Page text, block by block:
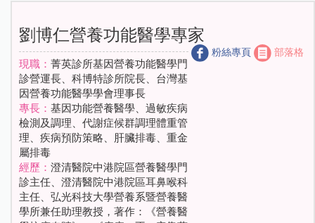
劉博仁營養功能醫學專家
粉絲專頁 部落格
現職： 菁英診所基因營養功能醫學門
診營運長、科博特診所院長、台灣基
因營養功能醫學學會理事長
專長： 基因功能營養醫學、過敏疾病
檢測及調理、代謝症候群調理體重管
理、疾病預防策略、肝臟排毒、重金
屬排毒
經歷： 澄清醫院中港院區營養醫學門
診主任、澄清醫院中港院區耳鼻喉科
主任、弘光科技大學營養系暨營養醫
學所兼任助理教授，著作：《營養醫